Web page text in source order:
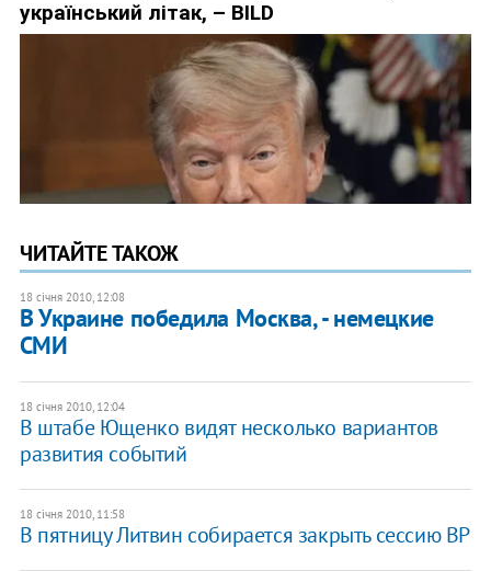
ЧИТАЙТЕ ТАКОЖ
18 січня 2010, 12:08
В Украине победила Москва, - немецкие
СМИ
18 січня 2010, 12:04
В штабе Ющенко видят несколько вариантов
развития событий
18 січня 2010, 11:58
В пятницу Литвин собирается закрыть сессию ВР